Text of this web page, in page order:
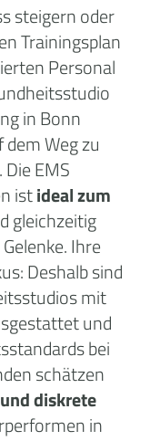
steigern oder
Trainingsplan
Personal
in Bonn
Weg zu
EMS
istideal zum
gleichzeitig
Ihre
Deshalb sind
mit
und
bei
schätzen
diskrete
in